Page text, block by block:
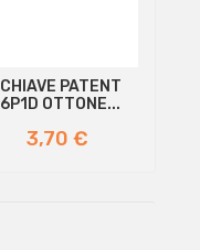
CHIAVE PATENT
6P1D OTTONE...
Prezzo
3,70 €